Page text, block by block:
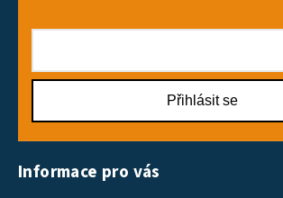
Přihlásit se
Informace pro vás